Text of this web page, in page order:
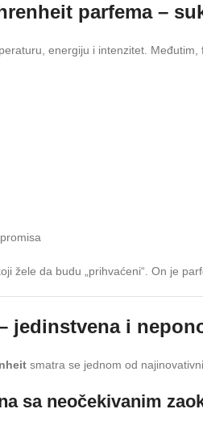
parfema –
energiju i intenzitet. Međutim,
žele da budu „prihvaćeni“. On je
jedinstvena i
smatra se jednom od
sa neočekivanim